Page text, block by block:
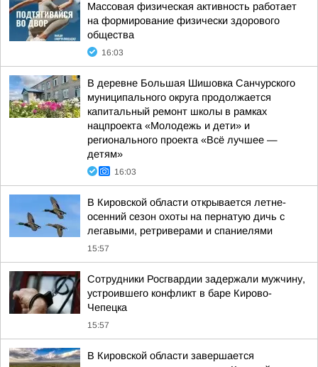
Массовая физическая активность работает
на формирование физически здорового
общества
16:03
В деревне Большая Шишовка Санчурского
муниципального округа продолжается
капитальный ремонт школы в рамках
нацпроекта «Молодежь и дети» и
регионального проекта «Всё лучшее —
детям»
16:03
В Кировской области открывается летне-
осенний сезон охоты на пернатую дичь с
легавыми, ретриверами и спаниелями
15:57
Сотрудники Росгвардии задержали мужчину,
устроившего конфликт в баре Кирово-
Чепецка
15:57
В Кировской области завершается